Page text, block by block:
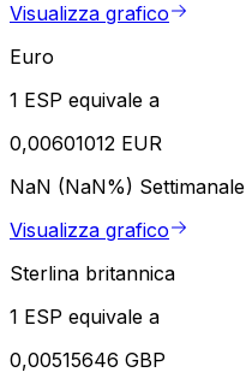
Visualizza grafico
Euro
1 ESP equivale a
0,00601012 EUR
NaN (NaN%) Settimanale
Visualizza grafico
Sterlina britannica
1 ESP equivale a
0,00515646 GBP